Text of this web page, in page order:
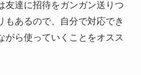
友達に招待をガンガン送りつ
もあるので、自分で対応でき
がら使っていくことをオスス